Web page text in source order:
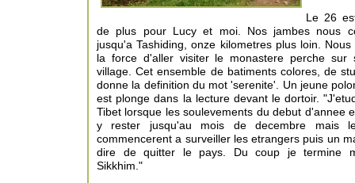
Le 26
de plus pour Lucy et moi. Nos jambes nous
jusqu'a Tashiding, onze kilometres plus loin.
la force d'aller visiter le monastere perche
village. Cet ensemble de batiments colores, de
donne la definition du mot 'serenite'. Un jeune
est plonge dans la lecture devant le dortoir.
Tibet lorsque les soulevements du debut d'annee
y rester jusqu'au mois de decembre mais
commencerent a surveiller les etrangers puis un
dire de quitter le pays. Du coup je termine
Sikkhim."